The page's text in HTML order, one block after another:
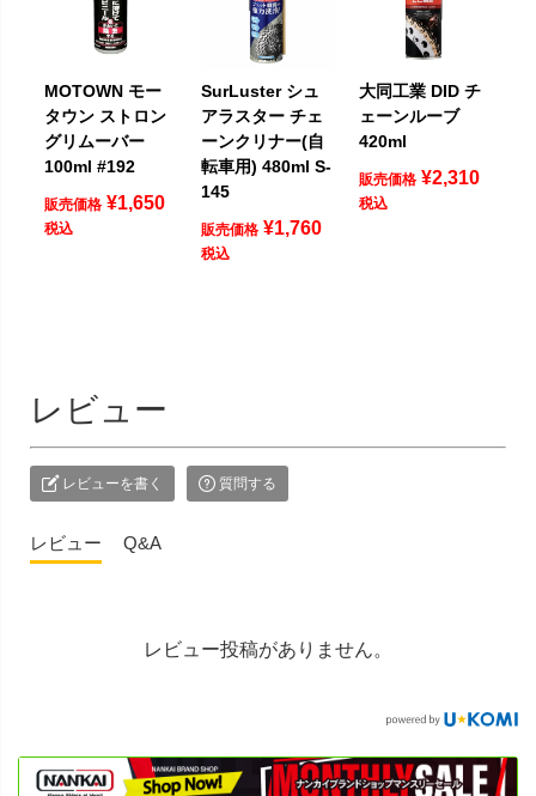
MOTOWN モー
タウン ストロン
グリムーバー
100ml #192
販売価格 ¥1,650
税込
SurLuster シュ
アラスター チェ
ーンクリナー(自
転車用) 480ml S-
145
販売価格 ¥1,760
税込
大同工業 DID チ
ェーンルーブ
420ml
販売価格 ¥2,310
税込
レビュー
レビューを書く 質問する
レビュー Q&A
レビュー投稿がありません。